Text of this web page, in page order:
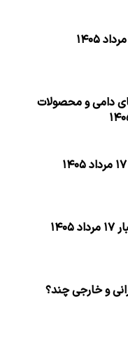
دامی و محصولات
و خارجی چند؟